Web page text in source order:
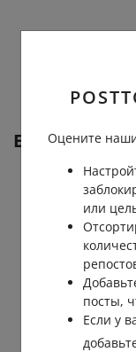
Еще от
Оцените
или
посты,
Если у